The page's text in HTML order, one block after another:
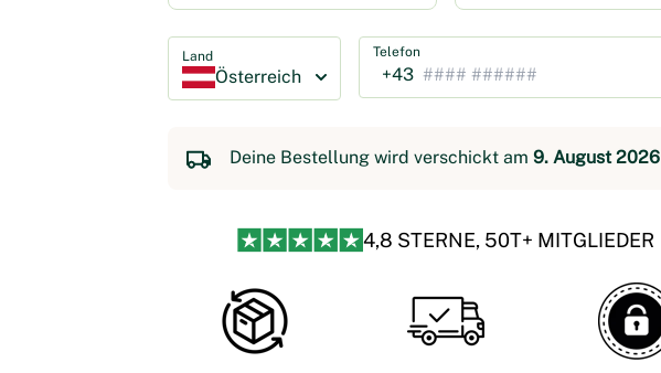
Land
Österreich
Telefon
+43
Deine Bestellung wird verschickt am 9. August 2026
4,8 STERNE, 50T+ MITGLIEDER